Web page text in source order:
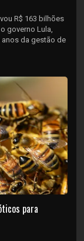
R$ 163 bilhões
governo Lula,
anos da gestão de
para